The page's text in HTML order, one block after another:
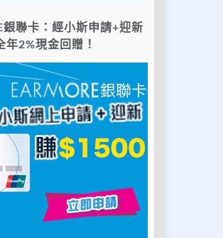
銀聯卡：經小斯申請+迎新
2%現金回贈！